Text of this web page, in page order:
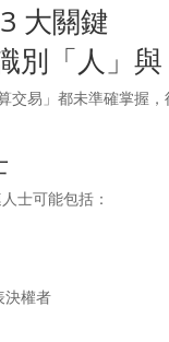
大關鍵
別「人」
交易」都未準確掌握
士可能包括：
決權者